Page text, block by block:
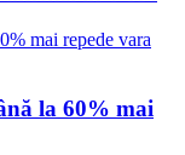
la 60% mai